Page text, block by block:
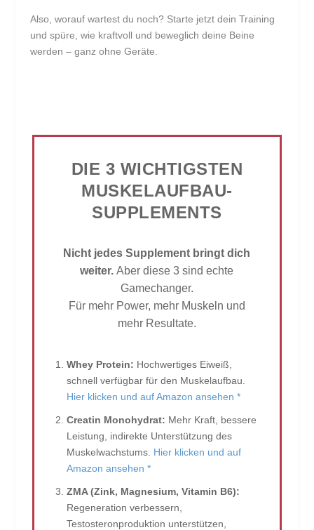
Also, worauf wartest du noch? Starte jetzt dein Training
und spüre, wie kraftvoll und beweglich deine Beine
werden – ganz ohne Geräte.
DIE 3 WICHTIGSTEN
MUSKELAUFBAU-
SUPPLEMENTS
Nicht jedes Supplement bringt dich
weiter.Aber diese 3 sind echte
Gamechanger.
Für mehr Power, mehr Muskeln und
mehr Resultate.
Whey Protein: Hochwertiges Eiweiß,
schnell verfügbar für den Muskelaufbau.
Hier klicken und auf Amazon ansehen *
Creatin Monohydrat: Mehr Kraft, bessere
Leistung, indirekte Unterstützung des
Muskelwachstums. Hier klicken und auf
Amazon ansehen *
ZMA (Zink, Magnesium, Vitamin B6):
Regeneration verbessern,
Testosteronproduktion unterstützen,